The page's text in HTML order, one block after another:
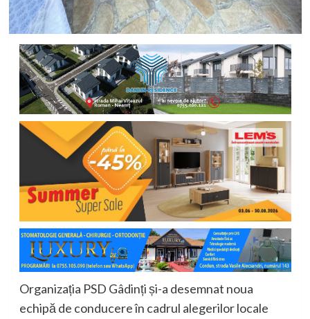
Organizația PSD Gâdinți și-a desemnat noua
echipă de conducere în cadrul alegerilor locale